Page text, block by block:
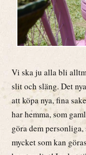
Vi ska ju alla bli
slit och släng. Det
att köpa nya, fina
har hemma, som
göra dem
mycket som kan